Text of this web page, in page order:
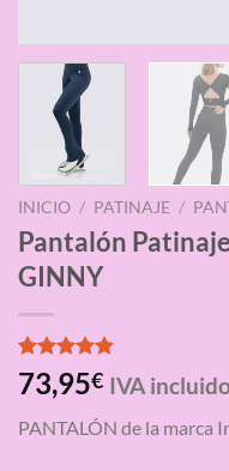
INICIO / PATINAJE /
Pantalón
GINNY
Valorado
con4.80
base a
5
73,95€ IVA incluido
PANTALÓN de la marca